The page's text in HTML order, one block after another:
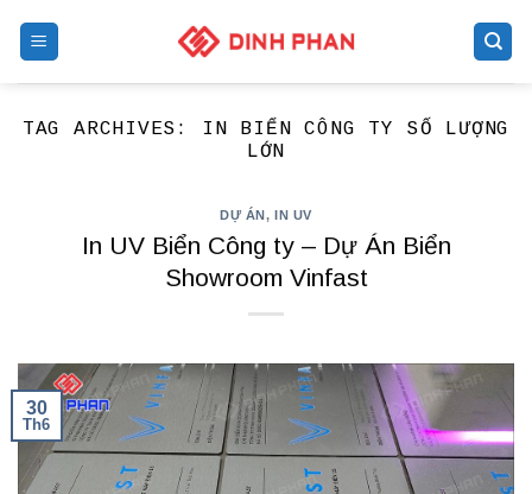
TAG ARCHIVES:
IN BIỂN CÔNG TY SỐ LƯỢNG
LỚN
DỰ ÁN,IN UV
In UV Biển Công ty – Dự Án Biển
Showroom Vinfast
30
Th6